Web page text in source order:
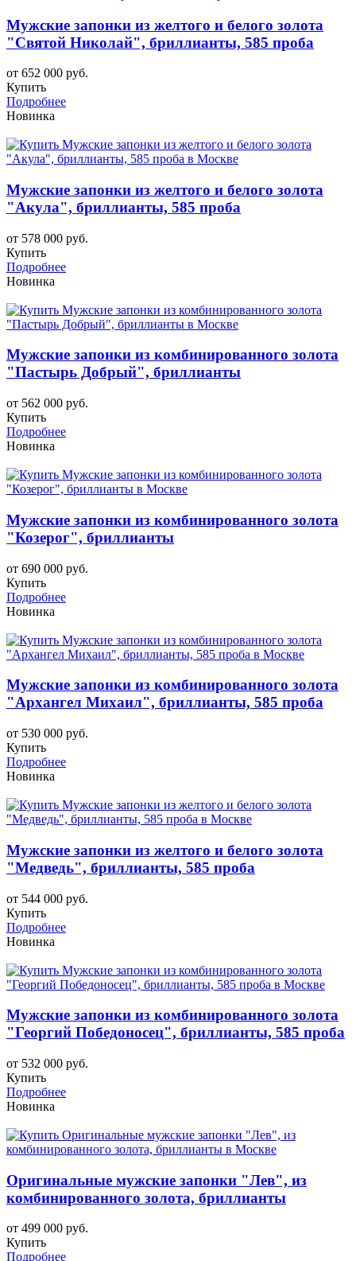
Мужские запонки из желтого и белого золота
"Святой Николай", бриллианты, 585 проба
от 652 000 руб.
Купить
Подробнее
Новинка
Мужские запонки из желтого и белого золота
"Акула", бриллианты, 585 проба
от 578 000 руб.
Купить
Подробнее
Новинка
Мужские запонки из комбинированного золота
"Пастырь Добрый", бриллианты
от 562 000 руб.
Купить
Подробнее
Новинка
Мужские запонки из комбинированного золота
"Козерог", бриллианты
от 690 000 руб.
Купить
Подробнее
Новинка
Мужские запонки из комбинированного золота
"Архангел Михаил", бриллианты, 585 проба
от 530 000 руб.
Купить
Подробнее
Новинка
Мужские запонки из желтого и белого золота
"Медведь", бриллианты, 585 проба
от 544 000 руб.
Купить
Подробнее
Новинка
Мужские запонки из комбинированного золота
"Георгий Победоносец", бриллианты, 585 проба
от 532 000 руб.
Купить
Подробнее
Новинка
Оригинальные мужские запонки "Лев", из
комбинированного золота, бриллианты
от 499 000 руб.
Купить
Подробнее